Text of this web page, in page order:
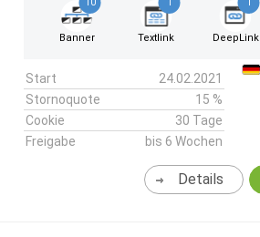
10
Banner
1
Textlink
1
DeepLink
Start
24.02.2021
Stornoquote
15 %
Cookie
30 Tage
Freigabe
bis 6 Wochen
Details